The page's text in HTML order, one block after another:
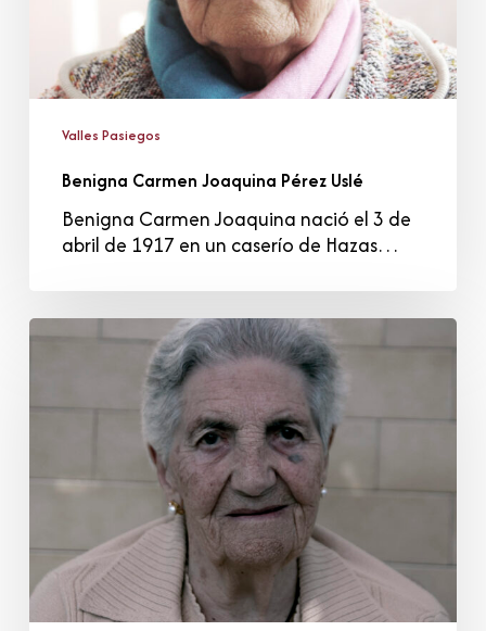
Valles Pasiegos
Benigna Carmen Joaquina Pérez Uslé
Benigna Carmen Joaquina nació el 3 de
abril de 1917 en un caserío de Hazas…
Fernanda